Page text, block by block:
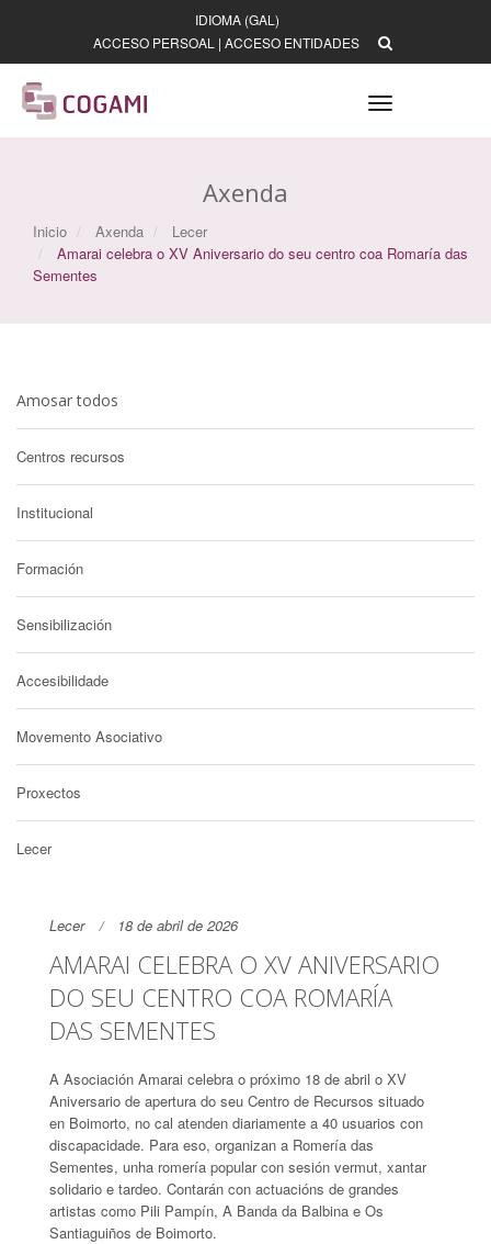
IDIOMA (GAL)
ACCESO PERSOAL | ACCESO ENTIDADES
Toggle
Axenda
Inicio Axenda
Lecer
Amarai celebra o XV Aniversario do seu centro coa Romaría das
Sementes
Amosar todos
Centros recursos
Institucional
Formación
Sensibilización
Accesibilidade
Movemento Asociativo
Proxectos
Lecer
Lecer 18 de abril de 2026
AMARAI CELEBRA O XV ANIVERSARIO
DO SEU CENTRO COA ROMARÍA
DAS SEMENTES
A Asociación Amarai celebra o próximo 18 de abril o XV
Aniversario de apertura do seu Centro de Recursos situado
en Boimorto, no cal atenden diariamente a 40 usuarios con
discapacidade. Para eso, organizan a Romería das
Sementes, unha romería popular con sesión vermut, xantar
solidario e tardeo. Contarán con actuacións de grandes
artistas como Pili Pampín, A Banda da Balbina e Os
Santiaguiños de Boimorto.